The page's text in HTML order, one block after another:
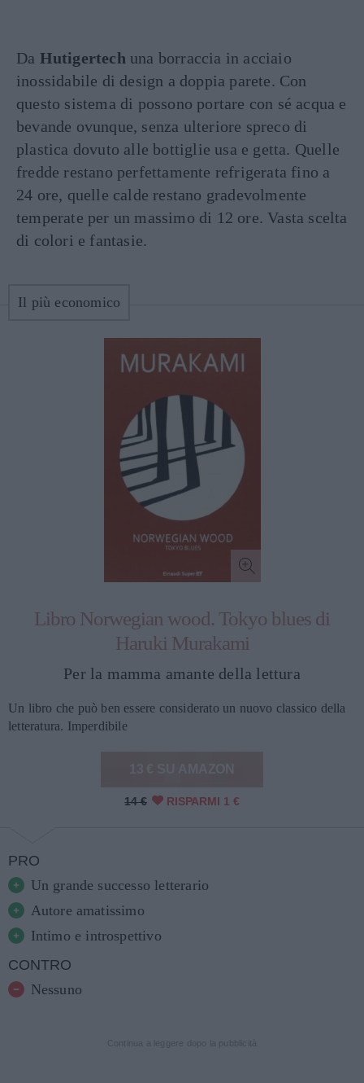
Da Hutigertech una borraccia in acciaio
inossidabile di design a doppia parete. Con
questo sistema di possono portare con sé acqua e
bevande ovunque, senza ulteriore spreco di
plastica dovuto alle bottiglie usa e getta. Quelle
fredde restano perfettamente refrigerata fino a
24 ore, quelle calde restano gradevolmente
temperate per un massimo di 12 ore. Vasta scelta
di colori e fantasie.
Il più economico
Libro Norwegian wood. Tokyo blues di
Haruki Murakami
Per la mamma amante della lettura
Un libro che può ben essere considerato un nuovo classico della
letteratura. Imperdibile
14 € RISPARMI 1 €
PRO
Un grande successo letterario
Autore amatissimo
Intimo e introspettivo
CONTRO
Nessuno